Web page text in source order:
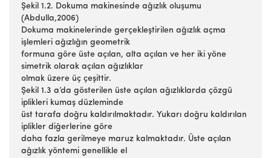
Şekil 1.2. Dokuma makinesinde ağızlık oluşumu
(Abdulla,2006)
Dokuma makinelerinde gerçekleştirilen ağızlık açma
işlemleri ağızlığın geometrik
formuna göre üste açılan, alta açılan ve her iki yöne
simetrik olarak açılan ağızlıklar
olmak üzere üç çeşittir.
Şekil 1.3 a’da gösterilen üste açılan ağızlıklarda çözgü
iplikleri kumaş düzleminde
üst tarafa doğru kaldırılmaktadır. Yukarı doğru kaldırılan
iplikler diğerlerine göre
daha fazla gerilmeye maruz kalmaktadır. Üste açılan
ağızlık yöntemi genellikle el